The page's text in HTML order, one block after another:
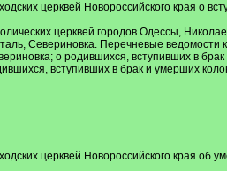
церквей Новороссийского края о
церквей городов Одессы,
Севериновка. Перечневые ведомости
о родившихся, вступивших в
вступивших в брак и умерших
церквей Новороссийского края об